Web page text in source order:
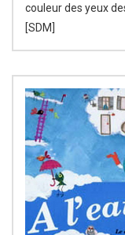
couleur des yeux
[SDM]